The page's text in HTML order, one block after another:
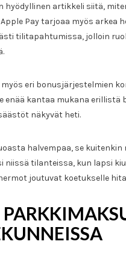
hyödyllinen artikkeli siitä,
Pay tarjoaa myös arkea
tilitapahtumissa, jolloin
eri bonusjärjestelmien
enää kantaa mukana
näkyvät heti.
halvempaa, se
niissä tilanteissa, kun lapsi
joutuvat koetukselle